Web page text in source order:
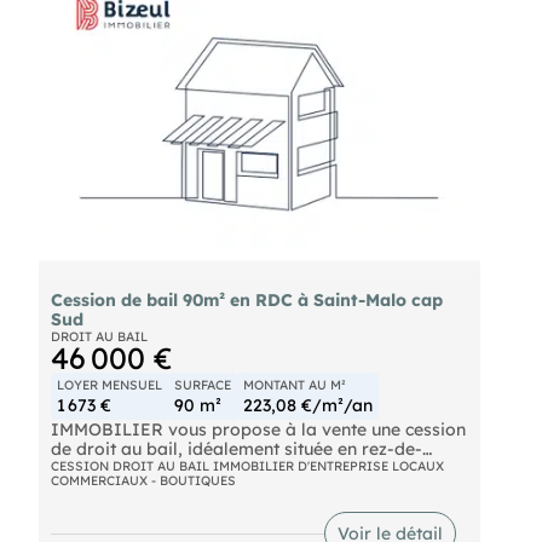
Cession de bail 90m² en RDC à Saint-Malo cap
Sud
DROIT AU BAIL
46 000 €
LOYER MENSUEL
1 673 €
SURFACE
90 m²
MONTANT AU M²
223,08 €/m²/an
IMMOBILIER vous propose à la vente une cession
de droit au bail, idéalement située en rez-de-
chaussée d'un immeuble récent, dans le secteur de
CAP SUD à Saint-Malo, un quartier résidentiel et
professionnel en plein développement bénéficiant
d'une belle dynamique. Les locaux sont en
CESSION DROIT AU BAIL IMMOBILIER D'ENTREPRISE LOCAUX
COMMERCIAUX - BOUTIQUES
Voir le détail